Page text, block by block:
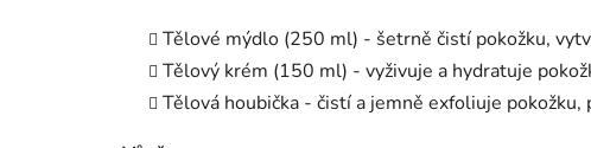
Tělové mýdlo (250 ml) - šetrně čistí pokožku,
Tělový krém (150 ml) - vyživuje a hydratuje
Tělová houbička - čistí a jemně exfoliuje